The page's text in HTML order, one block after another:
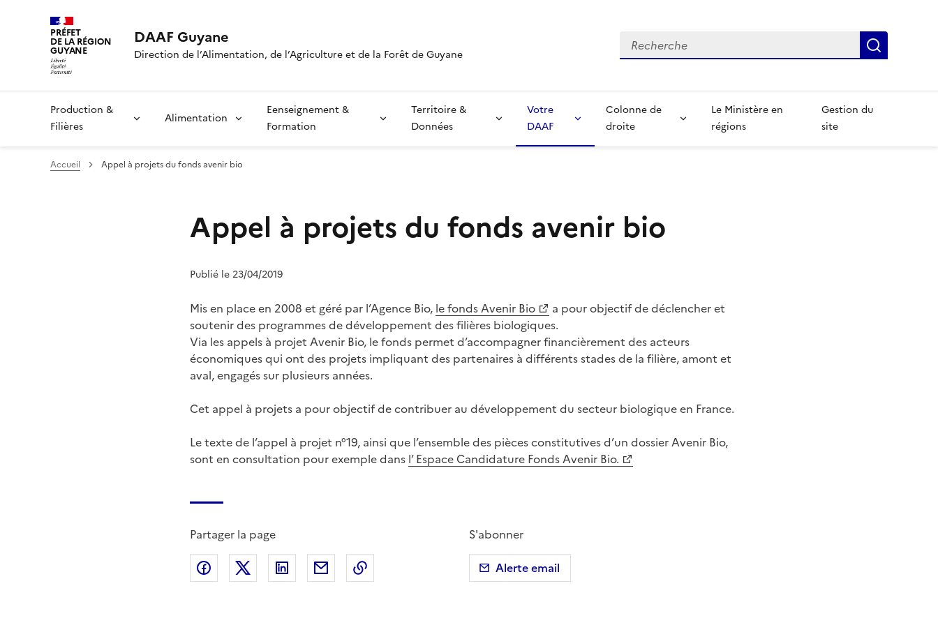
PRÉFET
DE LA RÉGION
GUYANE
DAAF Guyane
Direction de l’Alimentation, de l’Agriculture et de la Forêt de Guyane
Recherche
Production &
Filières
Alimentation
Eenseignement &
Formation
Territoire &
Données
Votre
DAAF
Colonne de
droite
Le Ministère en
régions
Gestion du
site
Accueil Appel à projets du fonds avenir bio
Appel à projets du fonds avenir bio
Publié le 23/04/2019
Mis en place en 2008 et géré par l’Agence Bio, le fonds Avenir Bio
a pour objectif de déclencher et
soutenir des programmes de développement des filières biologiques.
Via les appels à projet Avenir Bio, le fonds permet d’accompagner financièrement des acteurs
économiques qui ont des projets impliquant des partenaires à différents stades de la filière, amont et
aval, engagés sur plusieurs années.
Cet appel à projets a pour objectif de contribuer au développement du secteur biologique en France.
Le texte de l’appel à projet n°19, ainsi que l’ensemble des pièces constitutives d’un dossier Avenir Bio,
sont en consultation pour exemple dans l’ Espace Candidature Fonds Avenir Bio.
Partager la page
Partager sur Facebook
Partager sur X (anciennement Twitter)
Partager sur LinkedIn
Partager par emailCopier dans le presse-papier
S'abonner
Alerte email